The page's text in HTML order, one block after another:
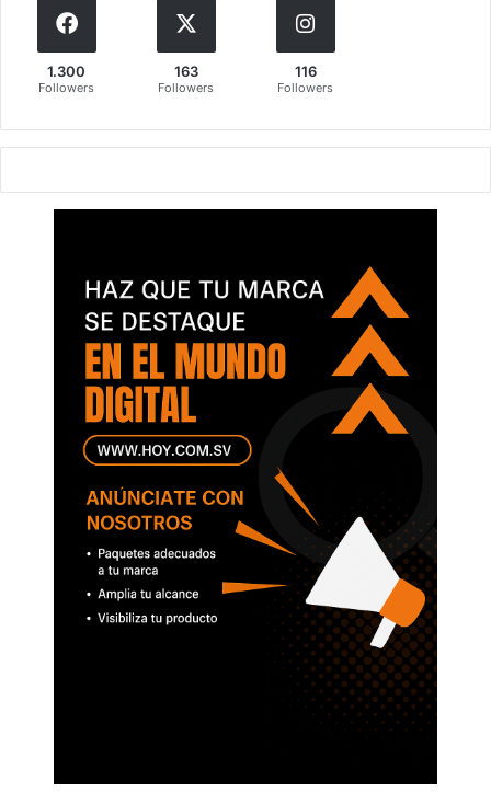
1.300
Followers
163
Followers
116
Followers